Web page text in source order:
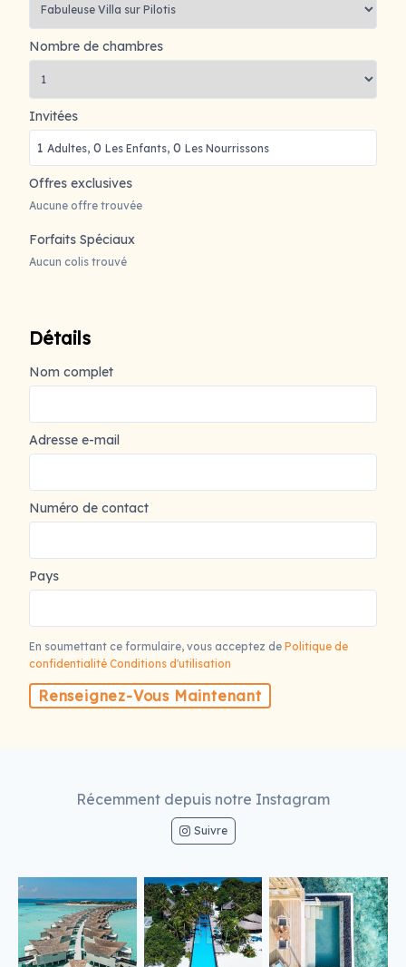
Nombre de chambres
Invitées
1 Adultes, 0 Les Enfants, 0 Les Nourrissons
Offres exclusives
Aucune offre trouvée
Forfaits Spéciaux
Aucun colis trouvé
Détails
Nom complet
Adresse e-mail
Numéro de contact
Pays
En soumettant ce formulaire, vous acceptez de Politique de
confidentialité Conditions d'utilisation
Renseignez-Vous Maintenant
Récemment depuis notre Instagram
Suivre